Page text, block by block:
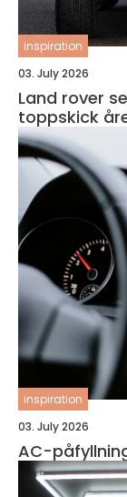
inspiration
03. July 2026
Land rover service så
toppskick
inspiration
03. July 2026
AC-